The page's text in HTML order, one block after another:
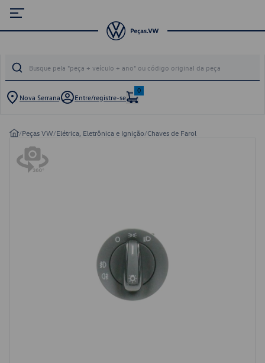
Nova Serrana Entre/registre-se
0
/Peças VW/Elétrica, Eletrônica e Ignição/Chaves de Farol